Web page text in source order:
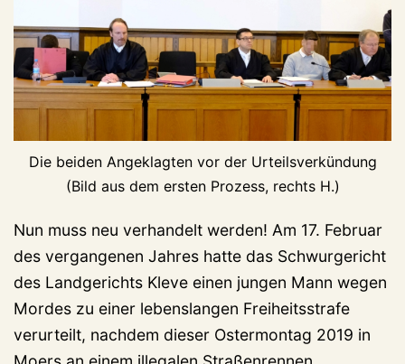
Die beiden Angeklagten vor der Urteilsverkündung
(Bild aus dem ersten Prozess, rechts H.)
Nun muss neu verhandelt werden! Am 17. Februar
des vergangenen Jahres hatte das Schwurgericht
des Landgerichts Kleve einen jungen Mann wegen
Mordes zu einer lebenslangen Freiheitsstrafe
verurteilt, nachdem dieser Ostermontag 2019 in